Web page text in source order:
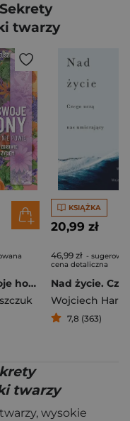
twarzy
Uspokój swoje hormony
KSIĄŻKA
20,99 zł
46,99 zł -
cena detaliczna
Wojciech
7,8 (363)
twarzy
wysokie